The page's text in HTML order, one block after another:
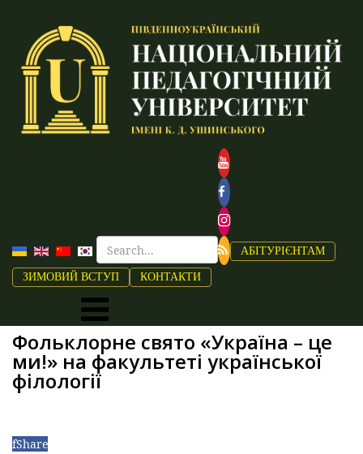
АБІТУРІЄНТАМ
ЗИМОВИЙ ВСТУП КОНТАКТИ
Фольклорне свято «Україна – це
ми!» на факультеті української
філології
fShare